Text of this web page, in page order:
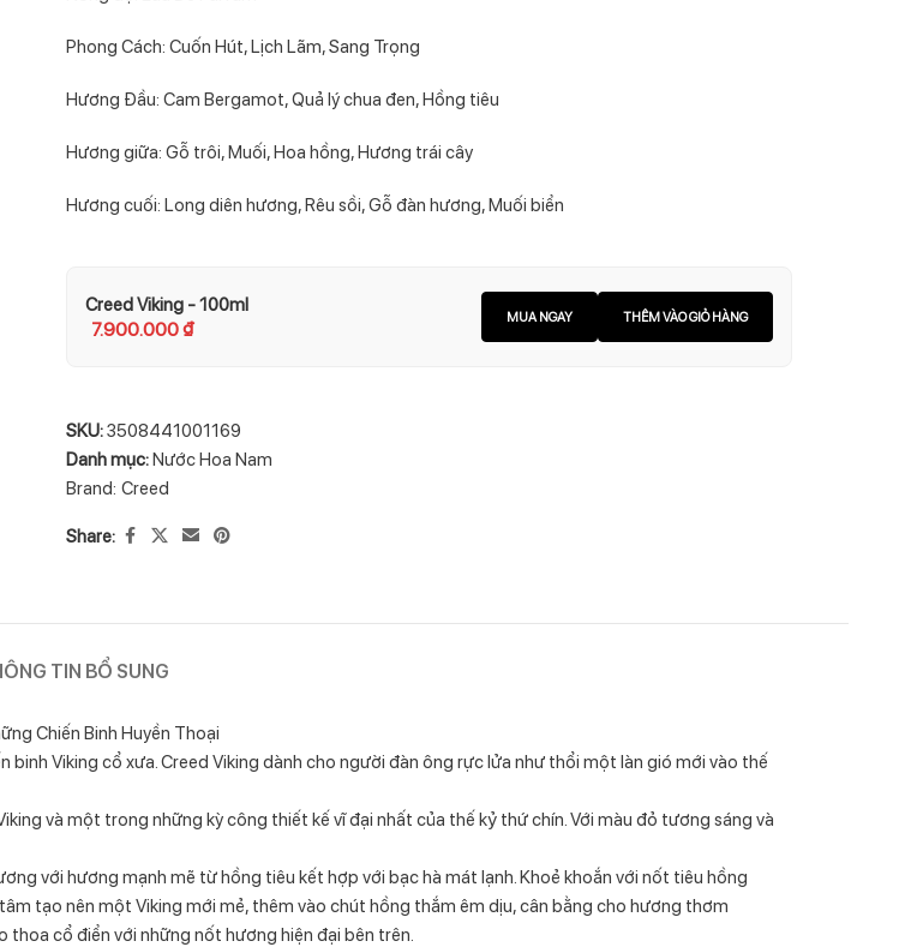
Phong Cách: Cuốn Hút, Lịch Lãm, Sang Trọng
Hương Đầu: Cam Bergamot, Quả lý chua đen, Hồng tiêu
Hương giữa: Gỗ trôi, Muối, Hoa hồng, Hương trái cây
Hương cuối: Long diên hương, Rêu sồi, Gỗ đàn hương, Muối biển
Creed Viking - 100ml
7.900.000₫ MUA NGAY THÊM VÀO GIỎ HÀNG
SKU:3508441001169
Danh mục:Nước Hoa Nam
Brand: Creed
Share:
TIN BỔ SUNG
Chiến Binh Huyền Thoại
Viking cổ xưa. Creed Viking dành cho người đàn ông rực lửa như thổi một làn gió mới vào thế
và một trong những kỳ công thiết kế vĩ đại nhất của thế kỷ thứ chín. Với màu đỏ tương sáng và
với hương mạnh mẽ từ hồng tiêu kết hợp với bạc hà mát lạnh. Khoẻ khoắn với nốt tiêu hồng
tạo nên một Viking mới mẻ, thêm vào chút hồng thắm êm dịu, cân bằng cho hương thơm
cổ điển với những nốt hương hiện đại bên trên.